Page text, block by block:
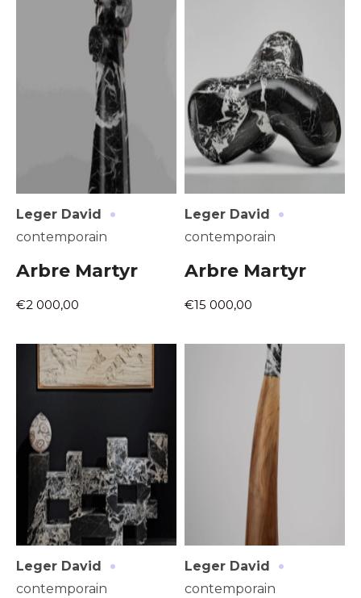
Leger David ·
contemporain
Arbre Martyr
€2 000,00
Leger David ·
contemporain
Arbre Martyr
€15 000,00
Leger David ·
contemporain
Leger David ·
contemporain